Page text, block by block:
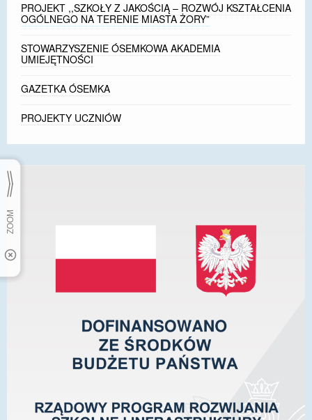
PROJEKT ,,SZKOŁY Z JAKOŚCIĄ – ROZWÓJ KSZTAŁCENIA
OGÓLNEGO NA TERENIE MIASTA ŻORY”
STOWARZYSZENIE ÓSEMKOWA AKADEMIA
UMIEJĘTNOŚCI
GAZETKA ÓSEMKA
PROJEKTY UCZNIÓW